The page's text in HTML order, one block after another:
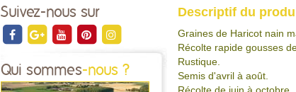
Suivez-nous sur
Qui sommes-nous ?
Descriptif du
Graines de Haricot nain
Récolte rapide gousses
Rustique.
Semis d'avril à août.